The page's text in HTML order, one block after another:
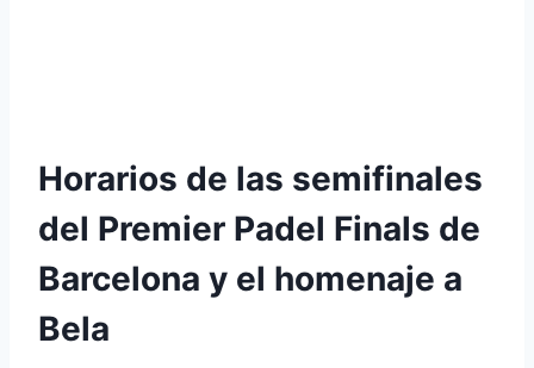
Horarios de las semifinales
del Premier Padel Finals de
Barcelona y el homenaje a
Bela